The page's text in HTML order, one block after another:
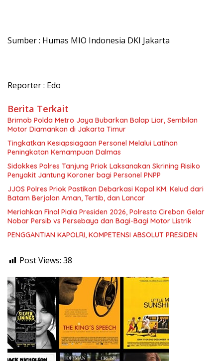
Sumber : Humas MIO Indonesia DKI Jakarta
Reporter : Edo
Berita Terkait
Brimob Polda Metro Jaya Bubarkan Balap Liar, Sembilan
Motor Diamankan di Jakarta Timur
Tingkatkan Kesiapsiagaan Personel Melalui Latihan
Peningkatan Kemampuan Dalmas
Sidokkes Polres Tanjung Priok Laksanakan Skrining Risiko
Penyakit Jantung Koroner bagi Personel PNPP
JJOS Polres Priok Pastikan Debarkasi Kapal KM. Kelud dari
Batam Berjalan Aman, Tertib, dan Lancar
Meriahkan Final Piala Presiden 2026, Polresta Cirebon Gelar
Nobar Persib vs Persebaya dan Bagi-Bagi Motor Listrik
PENGGANTIAN KAPOLRI, KOMPETENSI ABSOLUT PRESIDEN
Post Views: 38